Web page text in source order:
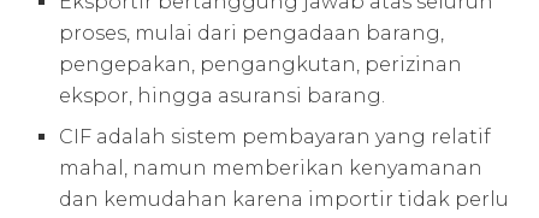
proses, mulai dari pengadaan barang,
pengepakan, pengangkutan, perizinan
ekspor, hingga asuransi barang.
CIF adalah sistem pembayaran yang relatif
mahal, namun memberikan kenyamanan
dan kemudahan karena importir tidak perlu